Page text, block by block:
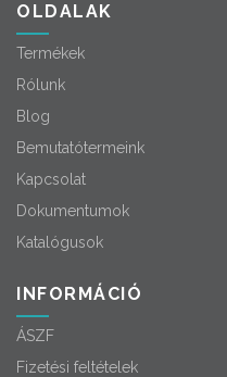
OLDALAK
Termékek
Rólunk
Blog
Bemutatótermeink
Kapcsolat
Dokumentumok
Katalógusok
INFORMÁCIÓ
ÁSZF
Fizetési feltételek